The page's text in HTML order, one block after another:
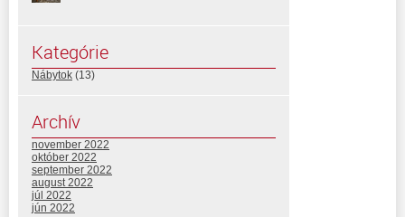
Kategórie
Nábytok (13)
Archív
november 2022
október 2022
september 2022
august 2022
júl 2022
jún 2022